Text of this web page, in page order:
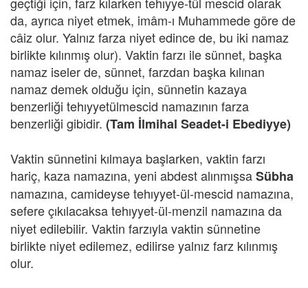
da, ayrıca niyet etmek, imâm-ı Muhammede göre de
câiz olur. Yalnız farza niyet edince de, bu iki namaz
birlikte kılınmış olur). Vaktin farzı ile sünnet, başka
namaz iseler de, sünnet, farzdan başka kılınan
namaz demek olduğu için, sünnetin kazaya
benzerliği tehıyyetülmescid namazının farza
benzerliği gibidir. (Tam İlmihal Seadet-i Ebediyye)
Vaktin sünnetini kılmaya başlarken, vaktin farzı
hariç, kaza namazına, yeni abdest alınmışsaSübha
namazına, camideyse tehıyyet-ül-mescid namazına,
sefere çıkılacaksa tehıyyet-ül-menzil namazına da
niyet edilebilir. Vaktin farzıyla vaktin sünnetine
birlikte niyet edilemez, edilirse yalnız farz kılınmış
olur.